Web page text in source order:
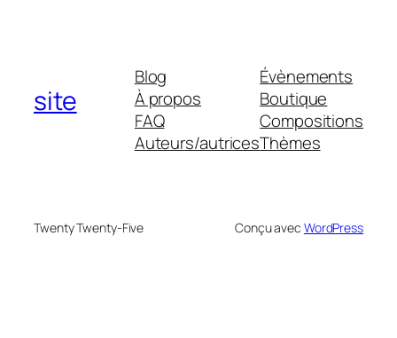
site
Blog
À propos
FAQ
Auteurs/autrices
Évènements
Boutique
Compositions
Thèmes
Twenty Twenty-Five Conçu avec WordPress